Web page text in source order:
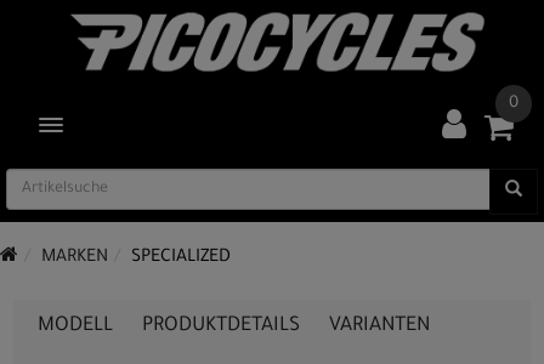
TOGGLE NAVIGATION
0
MARKEN SPECIALIZED
MODELL PRODUKTDETAILS VARIANTEN